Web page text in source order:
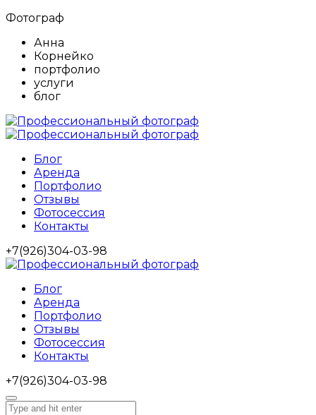
Фотограф
Анна
Корнейко
портфолио
услуги
блог
Блог
Аренда
Портфолио
Отзывы
Фотосессия
Контакты
+7(926)304-03-98
Блог
Аренда
Портфолио
Отзывы
Фотосессия
Контакты
+7(926)304-03-98